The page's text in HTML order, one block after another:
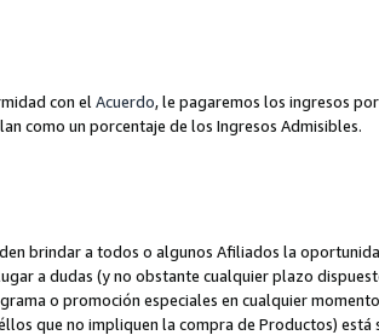
con el Acuerdo, le pagaremos los ingresos
como un porcentaje de los Ingresos Admisibles.
brindar a todos o algunos Afiliados la
a dudas (y no obstante cualquier plazo
o promoción especiales en cualquier
que no impliquen la compra de Productos) está